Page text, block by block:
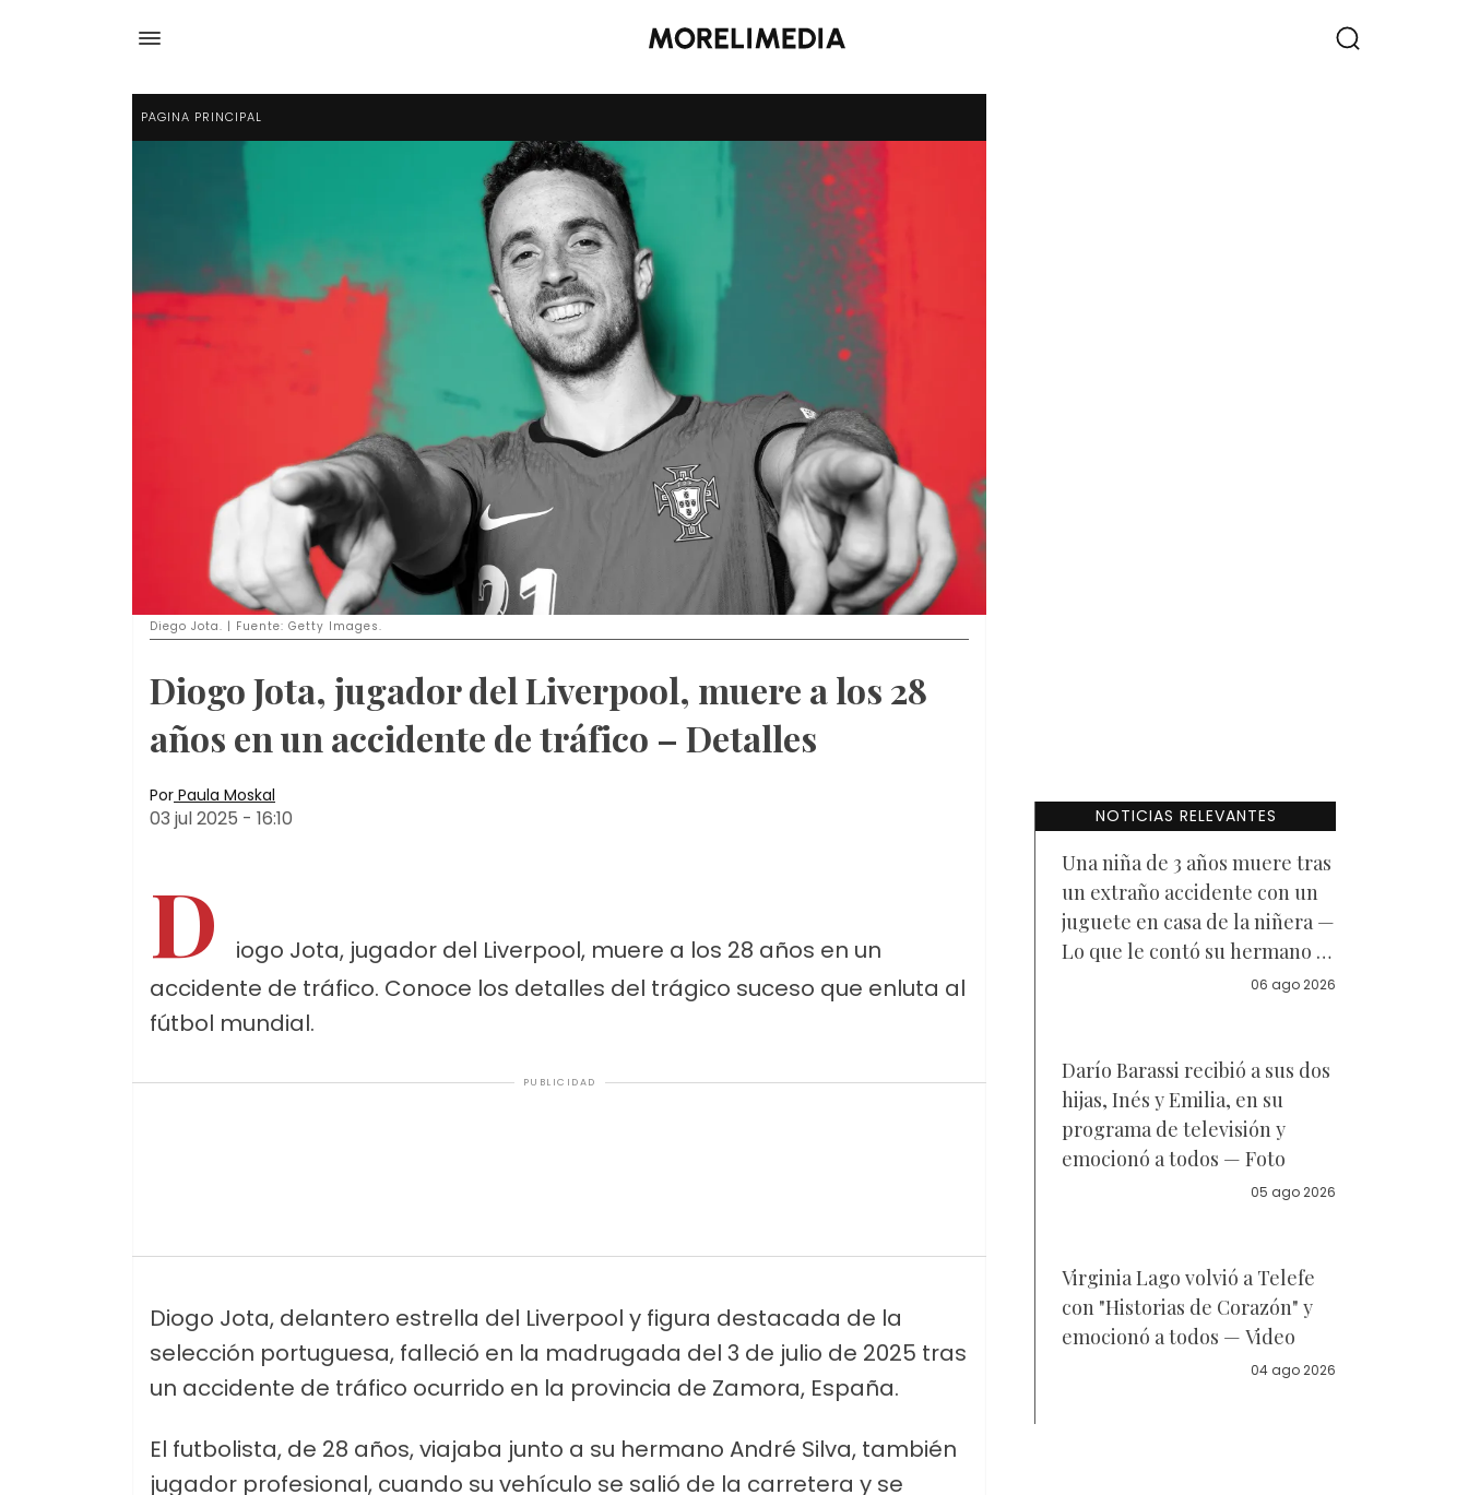
PÁGINA PRINCIPAL
Diego Jota. | Fuente: Getty Images.
Diogo Jota, jugador del Liverpool, muere a los 28
años en un accidente de tráfico – Detalles
Por Paula Moskal
03 jul 2025 - 16:10
D
iogo Jota, jugador del Liverpool, muere a los 28 años en un
accidente de tráfico. Conoce los detalles del trágico suceso que enluta al
fútbol mundial.
PUBLICIDAD
Diogo Jota, delantero estrella del Liverpool y figura destacada de la
selección portuguesa, falleció en la madrugada del 3 de julio de 2025 tras
un accidente de tráfico ocurrido en la provincia de Zamora, España.
El futbolista, de 28 años, viajaba junto a su hermano André Silva, también
jugador profesional, cuando su vehículo se salió de la carretera y se
NOTICIAS RELEVANTES
Una niña de 3 años muere tras
un extraño accidente con un
juguete en casa de la niñera —
Lo que le contó su hermano a
06 ago 2026
Darío Barassi recibió a sus dos
hijas, Inés y Emilia, en su
programa de televisión y
emocionó a todos — Foto
05 ago 2026
Virginia Lago volvió a Telefe
con "Historias de Corazón" y
emocionó a todos — Video
04 ago 2026